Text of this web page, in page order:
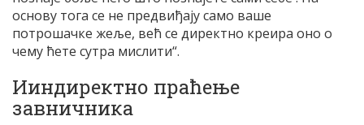
основу тога се не предвиђају само ваше
потрошачке жеље, већ се директно креира оно о
чему ћете сутра мислити“.
Ииндиректно праћење
завничника